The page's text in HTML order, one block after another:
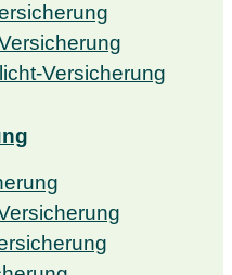
Versicherung